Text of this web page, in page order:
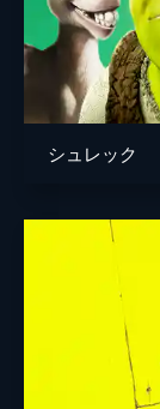
シュレック